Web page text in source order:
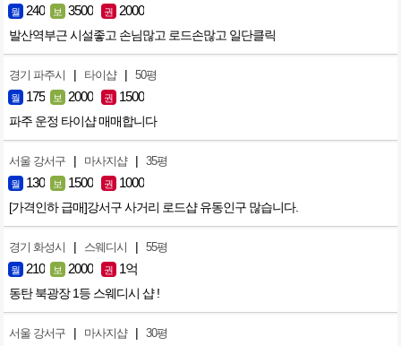
월 240 보 3500 권 2000
발산역부근 시설좋고 손님많고 로드손많고 일단클릭
경기 파주시 | 타이샵 | 50평
월 175 보 2000 권 1500
파주 운정 타이샵 매매합니다
서울 강서구 | 마사지샵 | 35평
월 130 보 1500 권 1000
[가격인하 급매]강서구 사거리 로드샵 유동인구 많습니다.
경기 화성시 | 스웨디시 | 55평
월 210 보 2000 권 1억
동탄 북광장 1등 스웨디시 샵 !
서울 강서구 | 마사지샵 | 30평